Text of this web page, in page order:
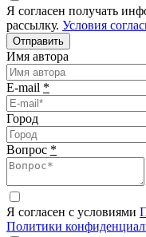
Я согласен получать
рассылку. Условия
Отправить
Имя автора
E-mail *
Город
Вопрос *
Я согласен с условиями
Политики